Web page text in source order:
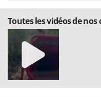
Toutes les vidéos de nos